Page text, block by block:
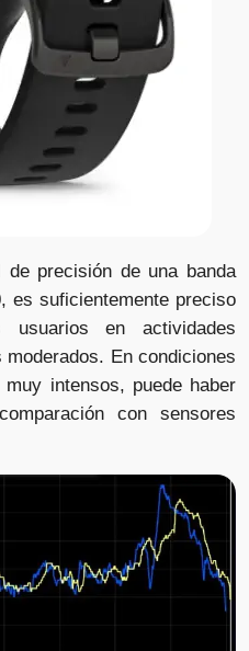
precisión de una banda
, es suficientemente preciso
en actividades
En condiciones
intensos, puede haber
con sensores